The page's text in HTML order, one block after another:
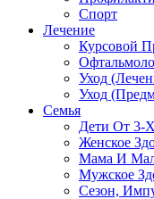
Спорт
Лечение
Курсовой
Уход
Уход
Семья
Дети От 3-
Женское
Мама И
Мужское
Сезон,